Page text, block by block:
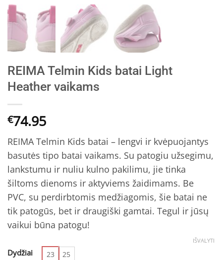
REIMA Telmin Kids batai Light
Heather vaikams
€74.95
REIMA Telmin Kids batai – lengvi ir kvėpuojantys
basutės tipo batai vaikams. Su patogiu užsegimu,
lankstumu ir nuliu kulno pakilimu, jie tinka
šiltoms dienoms ir aktyviems žaidimams. Be
PVC, su perdirbtomis medžiagomis, šie batai ne
tik patogūs, bet ir draugiški gamtai. Tegul ir jūsų
vaikui būna patogu!
Dydžiai 23 25
IŠVALYTI